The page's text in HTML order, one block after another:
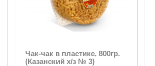
Чак-чак в пластике, 800гр.
(Казанский х/з № 3)